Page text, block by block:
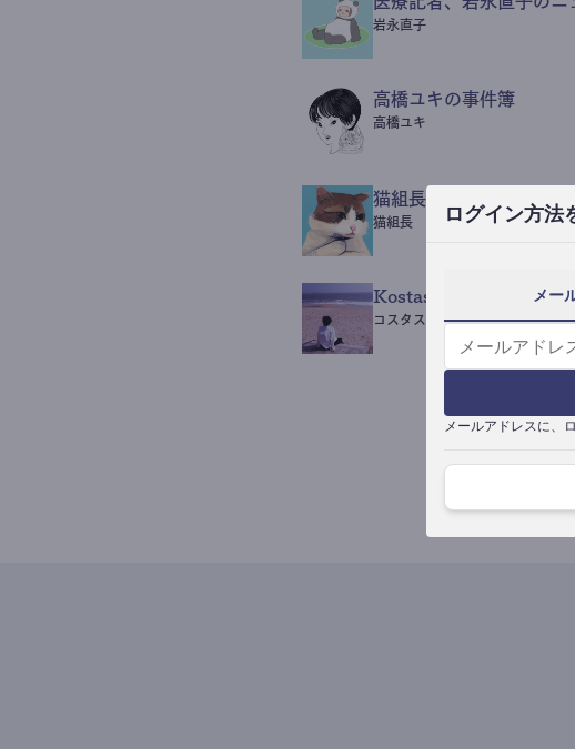
ログイン方法
メー
メールアドレスに、
岩永直子
高橋ユキの事件簿
高橋ユキ
猫組長POST
猫組長
Kostas Beauty News
コスタス